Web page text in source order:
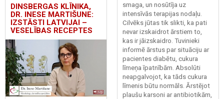
DINSBERGAS KLĪNIKA,
DR. INESE MARTIŠUNE:
IZSTĀSTI LATVIJAI –
VESELĪBAS RECEPTES
smaga, un nosūtīja uz
intensīvās terapijas nodaļu.
Cilvēks jūtas tik slikti, ka pati
nevar izskaidrot ārstiem to,
kas ir jāizskaidro. Tuvinieki
informē ārstus par situāciju ar
pacientes diabētu, cukura
līmeņa īpatnībām. Absolūti
neapgalvojot, ka tāds cukura
līmenis būtu normāls. Ārstējot
plaušu karsoni ar antibiotikām,